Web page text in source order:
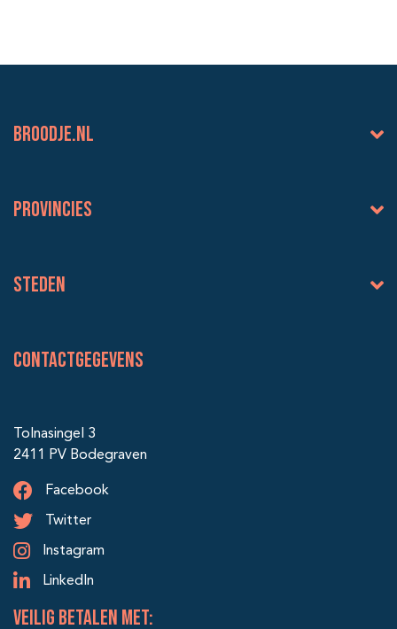
BROODJE.NL
Provincies
Steden
Contactgegevens
Tolnasingel 3
2411 PV Bodegraven
Facebook
Twitter
Instagram
LinkedIn
veilig betalen met: